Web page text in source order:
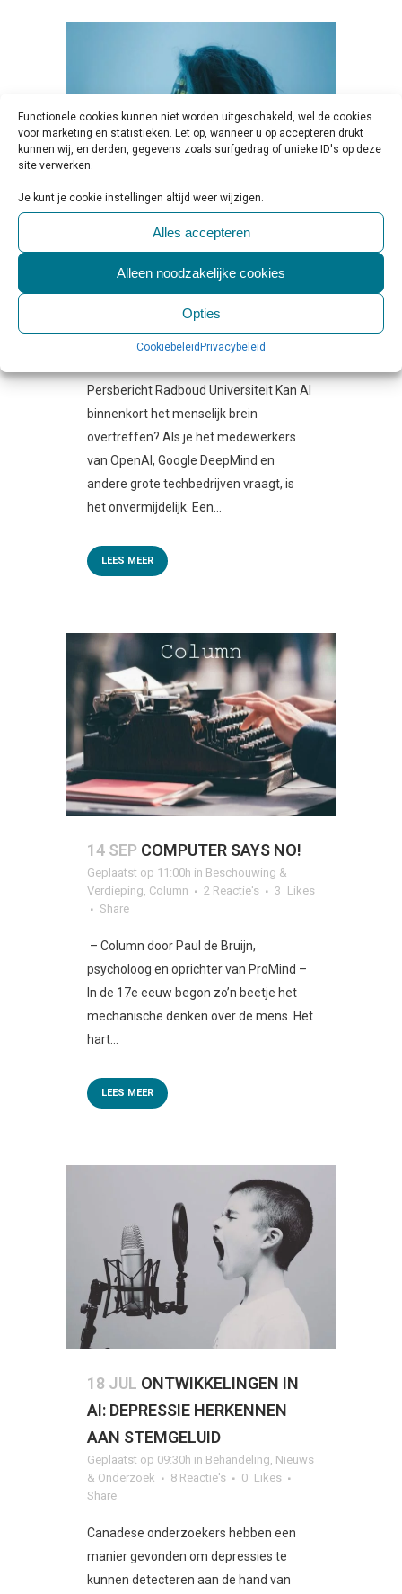
Functionele cookies kunnen niet worden uitgeschakeld, wel de cookies
voor marketing en statistieken. Let op, wanneer u op accepteren drukt
kunnen wij, en derden, gegevens zoals surfgedrag of unieke ID's op deze
site verwerken.
Je kunt je cookie instellingen altijd weer wijzigen.
Alles accepteren
Alleen noodzakelijke cookies
Opties
Cookiebeleid Privacybeleid
ONDERZOEK | AI
KOMT NIET IN DE BUURT VAN
MENSELIJKE COGNITIE
Geplaatst op 10:00hinNieuws &
Onderzoek,Persbericht
0 Reactie's
Share
Persbericht Radboud Universiteit Kan AI
binnenkort het menselijk brein
overtreffen? Als je het medewerkers
van OpenAI, Google DeepMind en
andere grote techbedrijven vraagt, is
het onvermijdelijk. Een...
LEES MEER
14 SEP COMPUTER SAYS NO!
Geplaatst op 11:00h in Beschouwing &
Verdieping, Column 2 Reactie's 3 Likes
Share
– Column door Paul de Bruijn,
psycholoog en oprichter van ProMind –
In de 17e eeuw begon zo’n beetje het
mechanische denken over de mens. Het
hart...
LEES MEER
18 JUL ONTWIKKELINGEN IN
AI: DEPRESSIE HERKENNEN
AAN STEMGELUID
Geplaatst op 09:30h in Behandeling Nieuws
& Onderzoek
8 Reactie's 0 Likes
Share
Canadese onderzoekers hebben een
manier gevonden om depressies te
kunnen detecteren aan de hand van